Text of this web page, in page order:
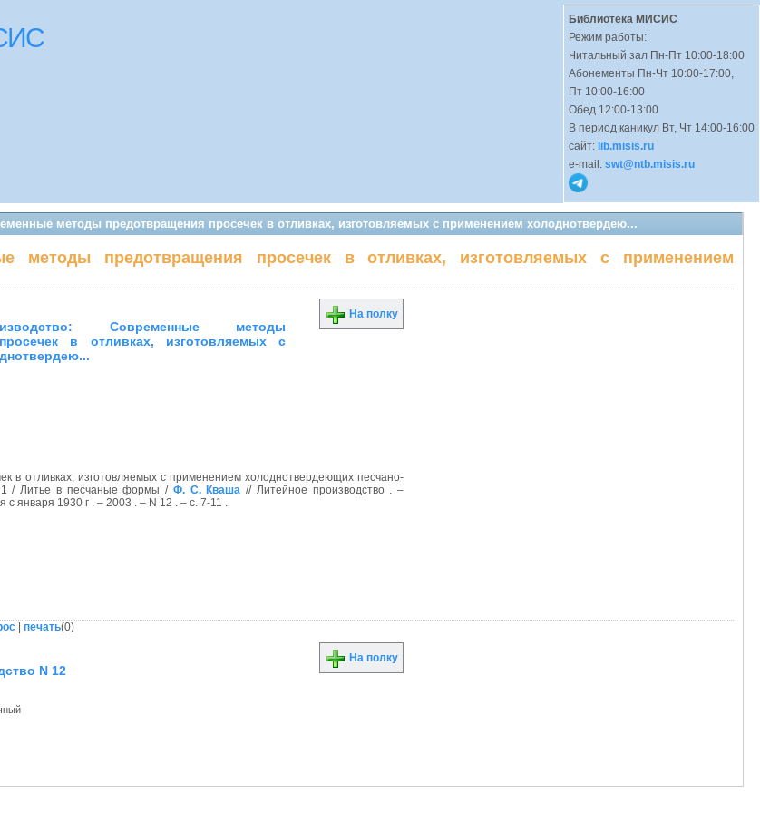
Библиотека МИСИС
Режим работы:
Читальный зал Пн-Пт 10:00-18:00
Абонементы Пн-Чт 10:00-17:00,
Пт 10:00-16:00
Обед 12:00-13:00
В период каникул Вт, Чт 14:00-16:00
сайт: lib.misis.ru
e-mail: swt@ntb.misis.ru
методы предотвращения просечек в отливках, изготовляемых с применением холоднотвердею...
предотвращения просечек в отливках, изготовляемых с применением
Современные методы
в отливках, изготовляемых с
На полку
в отливках, изготовляемых с применением холоднотвердеющих песчано-
1 / Литье в песчаные формы / Ф. С. Кваша // Литейное производство . –
января 1930 г . – 2003 . – N 12 . – с. 7-11 .
печать(0)
N 12
На полку